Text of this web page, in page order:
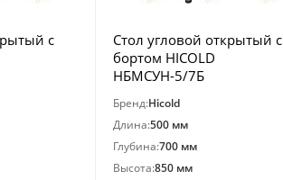
с
Стол угловой открытый с
бортом HICOLD
НБМСУН-5/7Б
Бренд:Hicold
Длина:500 мм
Глубина:700 мм
Высота:850 мм